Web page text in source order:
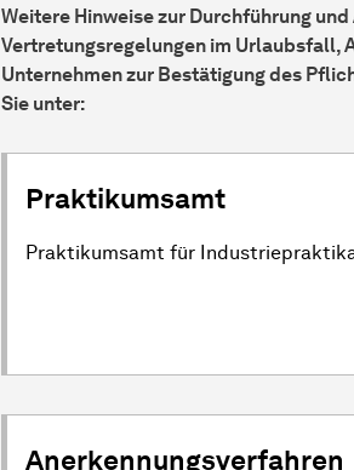
Weitere Hinweise zur Durchführung
Vertretungsregelungen im Urlaubsfall,
Unternehmen zur Bestätigung des
Sie unter:
Praktikumsamt
Praktikumsamt für
Anerkennungsverfahren